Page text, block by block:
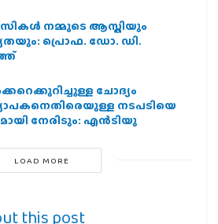
നമ്മുടെ ആസ്തിയും
പ്രൊഫ. ഡോ. ഡി.
ചോദ്യം
നടപടിയെ
നേരിടും: എന്‍ടിയു
LOAD MORE
this post